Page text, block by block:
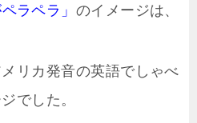
ラペラ」 のイメージは、
リカ発音の英語でしゃべ
でした。